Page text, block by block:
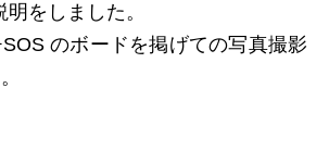
をしました。
のボードを掲げての写真撮影